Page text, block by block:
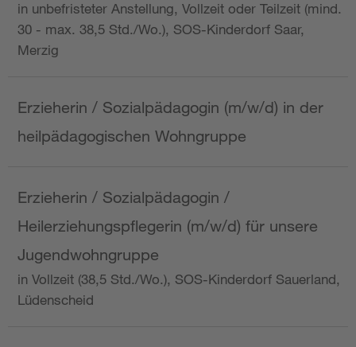
in unbefristeter Anstellung, Vollzeit oder Teilzeit (mind.
30 - max. 38,5 Std./Wo.), SOS-Kinderdorf Saar,
Merzig
Erzieherin / Sozialpädagogin (m/w/d) in der
heilpädagogischen Wohngruppe
Erzieherin / Sozialpädagogin /
Heilerziehungspflegerin (m/w/d) für unsere
Jugendwohngruppe
in Vollzeit (38,5 Std./Wo.), SOS-Kinderdorf Sauerland,
Lüdenscheid